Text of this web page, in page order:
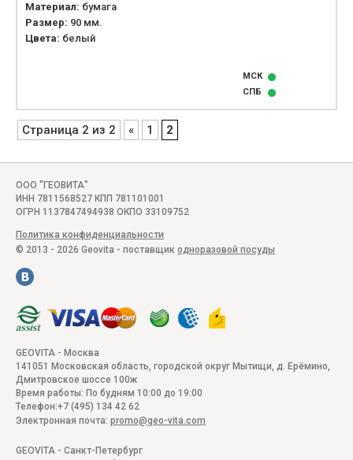
Материал: бумага
Размер: 90 мм.
Цвета: белый
МСК
СПБ
Страница 2 из 2 « 1 2
ООО "ГЕОВИТА"
ИНН 7811568527 КПП 781101001
ОГРН 1137847494938 ОКПО 33109752
Политика конфиденциальности
© 2013 - 2026 Geovita - поставщик одноразовой посуды
GEOVITA - Москва
141051 Московская область, городской округ Мытищи, д. Ерёмино
Дмитровское шоссе 100ж
Время работы: По будням 10:00 до 19:00
Телефон:+7 (495) 134 42 62
Электронная почта: promo@geo-vita.com
GEOVITA - Санкт-Петербург